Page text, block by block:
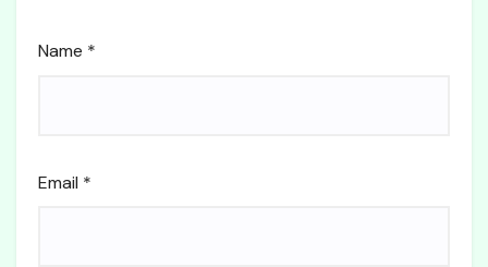
Name *
Email *